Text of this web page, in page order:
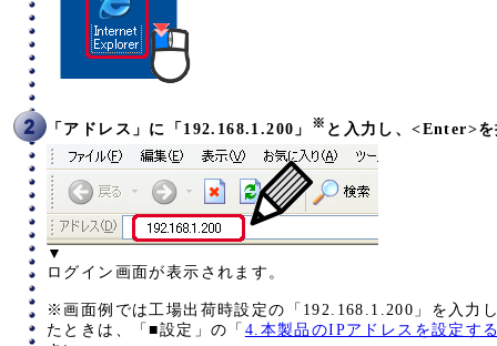
「アドレス」に「192.168.1.200」 ※ と入力し、<Enter>
▼
ログイン画面が表示されます。
※画面例では工場出荷時設定の「192.168.1.200」を入力
たときは、「■設定」の「 4.本製品のIPアドレスを設定す